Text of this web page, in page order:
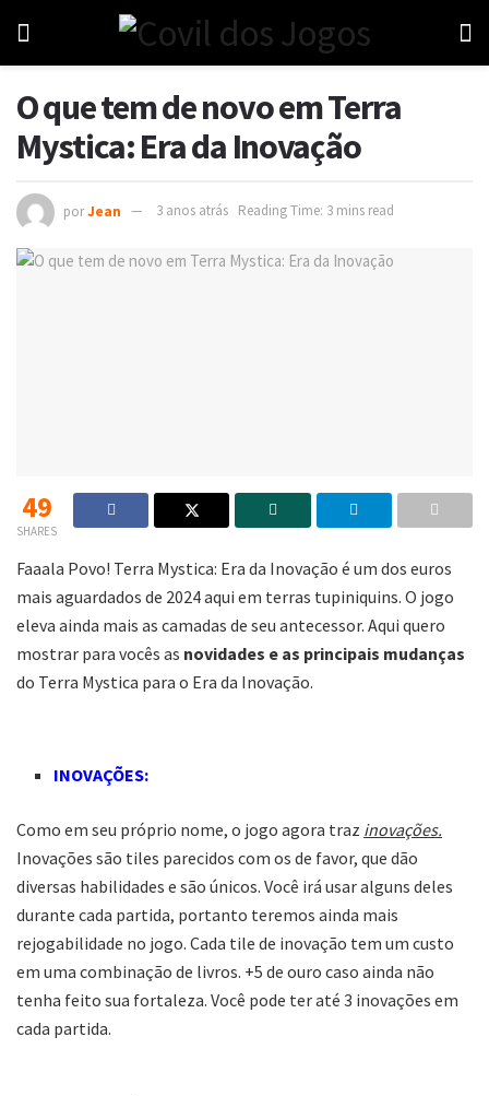
O que tem de novo em Terra
Mystica: Era da Inovação
porJean 3 anos atrás Reading Time: 3 mins read
49
SHARES
Faaala Povo! Terra Mystica: Era da Inovação é um dos euros
mais aguardados de 2024 aqui em terras tupiniquins. O jogo
eleva ainda mais as camadas de seu antecessor. Aqui quero
mostrar para vocês as novidades e as principais mudanças
do Terra Mystica para o Era da Inovação.
INOVAÇÕES:
Como em seu próprio nome, o jogo agora traz inovações.
Inovações são tiles parecidos com os de favor, que dão
diversas habilidades e são únicos. Você irá usar alguns deles
durante cada partida, portanto teremos ainda mais
rejogabilidade no jogo. Cada tile de inovação tem um custo
em uma combinação de livros. +5 de ouro caso ainda não
tenha feito sua fortaleza. Você pode ter até 3 inovações em
cada partida.